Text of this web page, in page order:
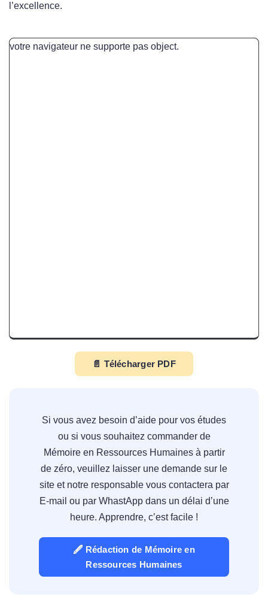
l’excellence.
votre navigateur ne supporte pas object.
📄 Télécharger PDF
Si vous avez besoin d’aide pour vos études
ou si vous souhaitez commander de
Mémoire en Ressources Humaines à partir
de zéro, veuillez laisser une demande sur le
site et notre responsable vous contactera par
E-mail ou par WhastApp dans un délai d’une
heure. Apprendre, c’est facile !
🖋 Rédaction de Mémoire en
Ressources Humaines